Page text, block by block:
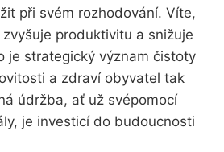
při svém rozhodování. Víte,
produktivitu a snižuje
je strategický význam čistoty
a zdraví obyvatel tak
údržba, ať už svépomocí
je investicí do budoucnosti